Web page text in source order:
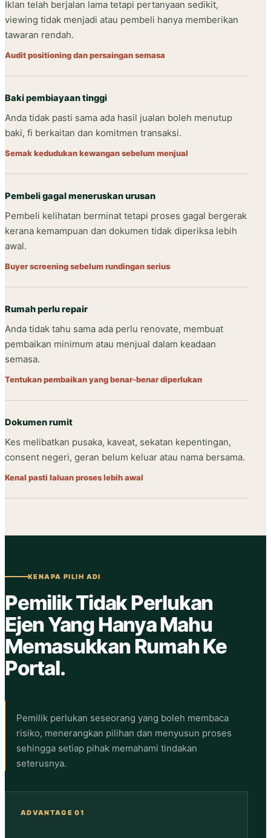
Iklan telah berjalan lama tetapi pertanyaan sedikit,
viewing tidak menjadi atau pembeli hanya memberikan
tawaran rendah.
Audit positioning dan persaingan semasa
Baki pembiayaan tinggi
Anda tidak pasti sama ada hasil jualan boleh menutup
baki, fi berkaitan dan komitmen transaksi.
Semak kedudukan kewangan sebelum menjual
Pembeli gagal meneruskan urusan
Pembeli kelihatan berminat tetapi proses gagal bergerak
kerana kemampuan dan dokumen tidak diperiksa lebih
awal.
Buyer screening sebelum rundingan serius
Rumah perlu repair
Anda tidak tahu sama ada perlu renovate, membuat
pembaikan minimum atau menjual dalam keadaan
semasa.
Tentukan pembaikan yang benar-benar diperlukan
Dokumen rumit
Kes melibatkan pusaka, kaveat, sekatan kepentingan,
consent negeri, geran belum keluar atau nama bersama.
Kenal pasti laluan proses lebih awal
KENAPA PILIH ADI
Pemilik Tidak Perlukan
Ejen Yang Hanya Mahu
Memasukkan Rumah Ke
Portal.
Pemilik perlukan seseorang yang boleh membaca
risiko, menerangkan pilihan dan menyusun proses
sehingga setiap pihak memahami tindakan
seterusnya.
ADVANTAGE 01